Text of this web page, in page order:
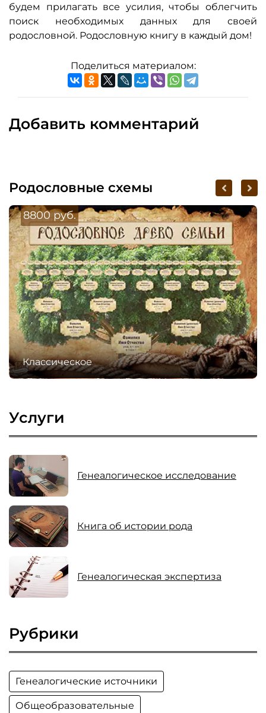
будем прилагать все усилия, чтобы облегчить
поиск необходимых данных для своей
родословной. Родословную книгу в каждый дом!
Поделиться материалом:
Добавить комментарий
Родословные схемы
8800 руб.
Классическое
Услуги
Генеалогическое исследование
Книга об истории рода
Генеалогическая экспертиза
Рубрики
Генеалогические источники
Общеобразовательные